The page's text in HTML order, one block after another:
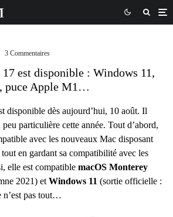
3 Commentaires
est disponible : Windows 11,
puce Apple M1…
disponible dès aujourd’hui, 10 août. Il
peu particulière cette année. Tout d’abord,
avec les nouveaux Mac disposant
en gardant sa compatibilité avec les
elle est compatible macOS Monterey
2021) et Windows 11 (sortie officielle :
n’est pas tout…